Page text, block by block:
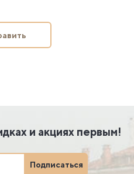
и акциях первым!
Подписаться